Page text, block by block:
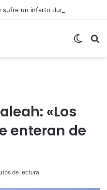
«Los
enteran de
de lectura